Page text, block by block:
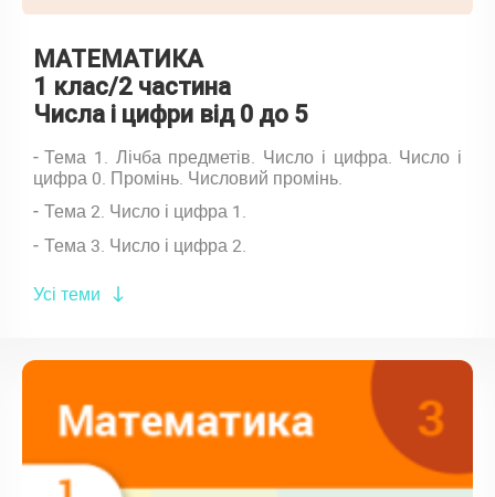
МАТЕМАТИКА
1 клас/2 частина
Числа і цифри від 0 до 5
Тема 1. Лічба предметів. Число і цифра. Число і
цифра 0. Промінь. Числовий промінь.
Тема 2. Число і цифра 1.
Тема 3. Число і цифра 2.
Усі теми